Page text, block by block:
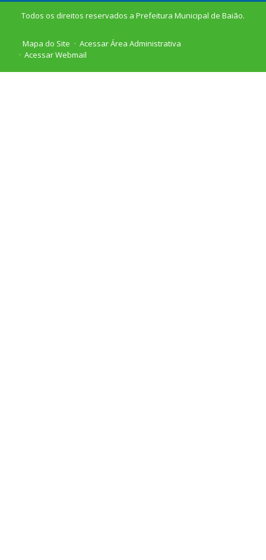
Todos os direitos reservados a Prefeitura Municipal de Baião.
Mapa do Site
Acessar Área Administrativa
Acessar Webmail